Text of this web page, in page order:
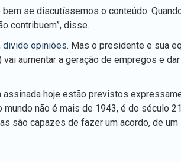
se discutíssemos o conteúdo.
contribuem”, disse.
divide opiniões. Mas o presidente e sua
aumentar a geração de empregos e
assinada hoje estão previstos
não é mais de 1943, é do século
são capazes de fazer um acordo, de um